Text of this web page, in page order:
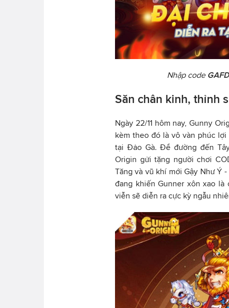
Nhập code
Săn chân kinh, thỉnh
Ngày 22/11 hôm nay, Gunny
kèm theo đó là vô vàn phúc
tại Đảo Gà. Để đường đến
Origin gửi tặng người chơi
Tăng và vũ khí mới Gậy Như Ý
đang khiến Gunner xôn xao
viễn sẽ diễn ra cực kỳ ngẫu